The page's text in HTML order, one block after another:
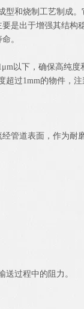
和烧制工艺制成。
是出于增强其结构
。
以下，确保高纯度
过1mm的物件，
管道表面，作为耐
过程中的阻力。